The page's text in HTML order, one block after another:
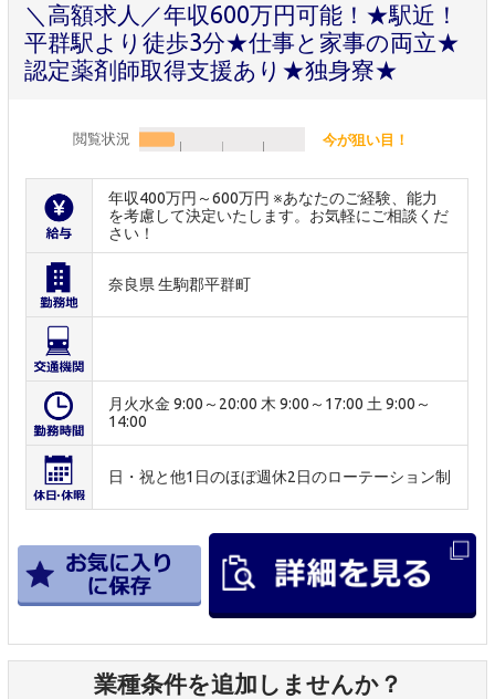
＼高額求人／年収600万円可能！★駅近！
平群駅より徒歩3分★仕事と家事の両立★
認定薬剤師取得支援あり★独身寮★
閲覧状況 今が狙い目！
年収400万円～600万円 ※あなたのご経験、能力
を考慮して決定いたします。お気軽にご相談くだ
さい！
奈良県 生駒郡平群町
月火水金 9:00～20:00 木 9:00～17:00 土 9:00～
14:00
日・祝と他1日のほぼ週休2日のローテーション制
業種条件を追加しませんか？